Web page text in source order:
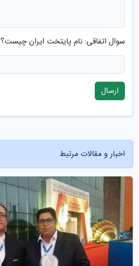
سوال اتفاقی: نام پایتخت ایران چیست؟
ارسال
اخبار و مقالات مرتبط